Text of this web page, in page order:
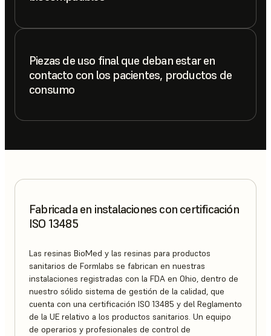
Piezas de uso final que deban estar en
contacto con los pacientes, productos de
consumo
Fabricada en instalaciones con certificación
ISO 13485
Las resinas BioMed y las resinas para productos
sanitarios de Formlabs se fabrican en nuestras
instalaciones registradas con la FDA en Ohio, dentro de
nuestro sólido sistema de gestión de la calidad, que
cuenta con una certificación ISO 13485 y del Reglamento
de la UE relativo a los productos sanitarios. Un equipo
de operarios y profesionales de control de